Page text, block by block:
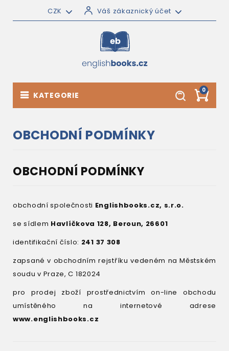
CZK Váš zákaznický účet
0
KATEGORIE
OBCHODNÍ PODMÍNKY
OBCHODNÍ PODMÍNKY
obchodní společnosti Englishbooks.cz, s.r.o.
se sídlem Havlíčkova 128, Beroun, 26601
identifikační číslo: 241 37 308
zapsané v obchodním rejstříku vedeném na Městském
soudu v Praze, C 182024
pro prodej zboží prostřednictvím on-line obchodu
umístěného na internetové adrese
www.englishbooks.cz